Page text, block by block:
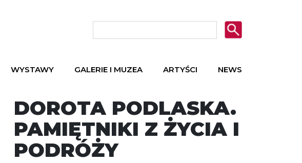
WYSTAWY GALERIE I MUZEA ARTYŚCI NEWS
DOROTA PODLASKA.
PAMIĘTNIKI Z ŻYCIA I
PODRÓŻY